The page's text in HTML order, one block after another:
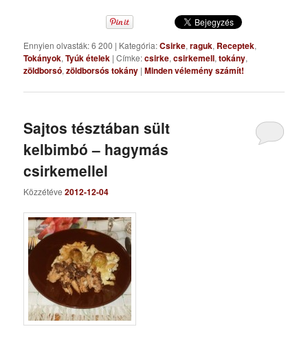
Ennyien olvasták: 6 200 | Kategória:Csirke,raguk, Receptek,
Tokányok,Tyúk ételek |Címke:csirke,csirkemell,tokány,
zöldborsó,zöldborsós tokány |Minden vélemény számít!
Sajtos tésztában sült
kelbimbó – hagymás
csirkemellel
Közzétéve2012-12-04